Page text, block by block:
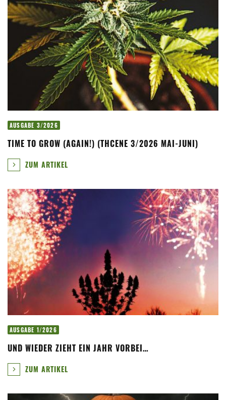
AUSGABE 3/2026
TIME TO GROW (AGAIN!) (THCENE 3/2026 MAI-JUNI)
ZUM ARTIKEL
AUSGABE 1/2026
UND WIEDER ZIEHT EIN JAHR VORBEI…
ZUM ARTIKEL